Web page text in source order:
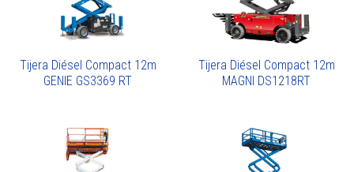
Tijera Diésel Compact 12m
GENIE GS3369 RT
Tijera Diésel Compact 12m
MAGNI DS1218RT